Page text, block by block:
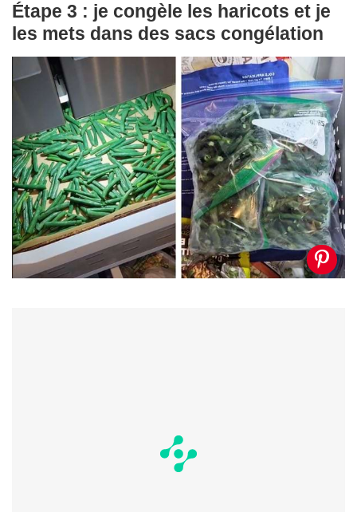
Étape 3 : je congèle les haricots et je
les mets dans des sacs congélation